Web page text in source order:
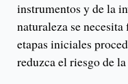
instrumentos y de la
naturaleza se
etapas iniciales
reduzca el riesgo de